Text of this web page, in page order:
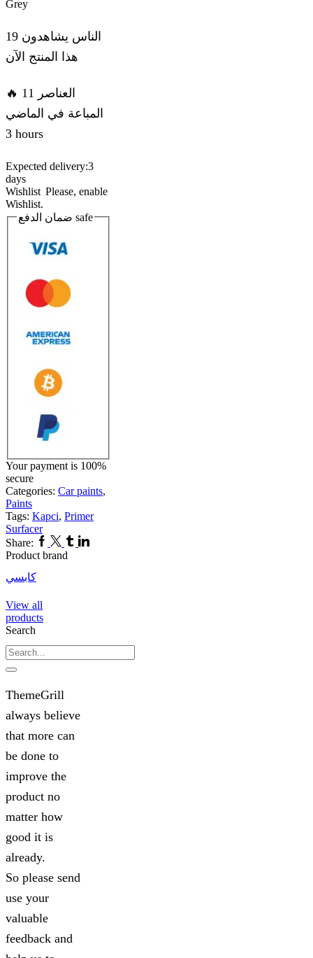
Grey
19 الناس يشاهدون
هذا المنتج الآن
🔥 11 العناصر
المباعة في الماضي
3 hours
Expected delivery:3
days
Wishlist Please, enable
Wishlist.
safe
Your payment is 100%
secure
Categories: Car paints,
Paints
Tags: Kapci, Primer
Surfacer
Share: Facebook
Twitter
TumblrLinkedin
Product brand
كابسي
View all
products
Search
Search
ThemeGrill
always believe
that more can
be done to
improve the
product no
matter how
good it is
already.
So please send
use your
valuable
feedback and